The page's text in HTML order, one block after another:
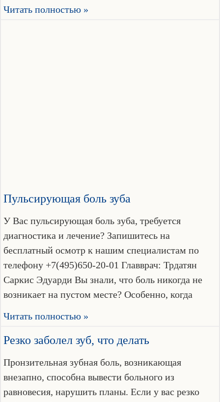
Читать полностью »
Пульсирующая боль зуба
У Вас пульсирующая боль зуба, требуется
диагностика и лечение? Запишитесь на
бесплатный осмотр к нашим специалистам по
телефону +7(495)650-20-01 Главврач: Трдатян
Саркис Эдуарди Вы знали, что боль никогда не
возникает на пустом месте? Особенно, когда
Читать полностью »
Резко заболел зуб, что делать
Пронзительная зубная боль, возникающая
внезапно, способна вывести больного из
равновесия, нарушить планы. Если у вас резко